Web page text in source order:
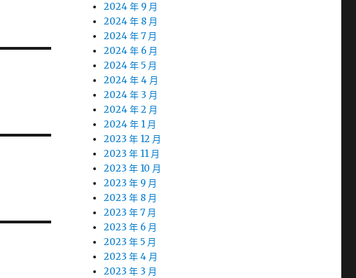
2024 年 9 月
2024 年 8 月
2024 年 7 月
2024 年 6 月
2024 年 5 月
2024 年 4 月
2024 年 3 月
2024 年 2 月
2024 年 1 月
2023 年 12 月
2023 年 11 月
2023 年 10 月
2023 年 9 月
2023 年 8 月
2023 年 7 月
2023 年 6 月
2023 年 5 月
2023 年 4 月
2023 年 3 月